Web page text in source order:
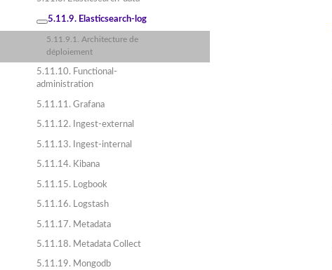
5.11.9. Elasticsearch-log
5.11.9.1. Architecture de
déploiement
5.11.10. Functional-
administration
5.11.11. Grafana
5.11.12. Ingest-external
5.11.13. Ingest-internal
5.11.14. Kibana
5.11.15. Logbook
5.11.16. Logstash
5.11.17. Metadata
5.11.18. Metadata Collect
5.11.19. Mongodb